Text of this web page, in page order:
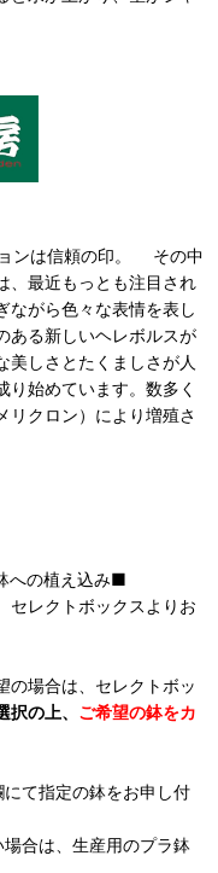
ンは信頼の印。 その中
、最近もっとも注目され
ながら色々な表情を表し
ある新しいヘレボルスが
美しさとたくましさが人
始めています。数多く
リクロン）により増殖さ
への植え込み■
セレクトボックスよりお
の場合は、セレクトボッ
択の上、 ご希望の鉢をカ
て指定の鉢をお申し付
合は、生産用のプラ鉢